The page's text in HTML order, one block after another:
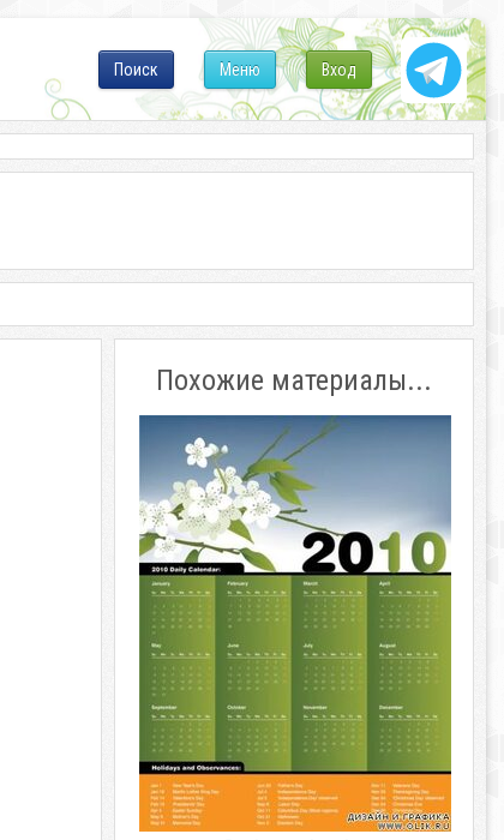
Вход
Меню
Поиск
Похожие материалы...